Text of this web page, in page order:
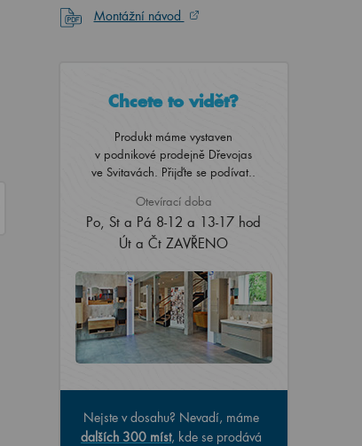
Montážní návod
Chcete to vidět?
Produkt máme vystaven
v podnikové prodejně Dřevojas
ve Svitavách. Přijďte se podívat..
Otevírací doba
Po, St a Pá 8-12 a 13-17 hod
Út a Čt ZAVŘENO
Nejste v dosahu? Nevadí, máme
dalších 300 míst, kde se prodává